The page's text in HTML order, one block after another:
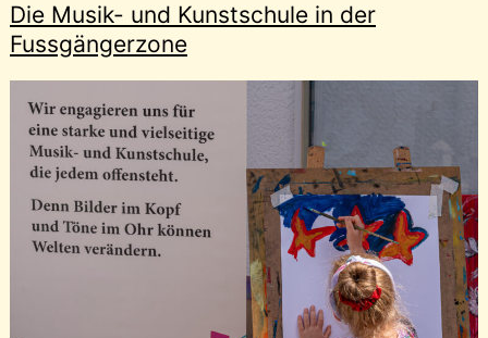
Die Musik- und Kunstschule in der
Fussgängerzone